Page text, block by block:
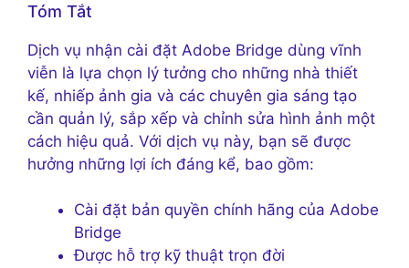
Tóm Tắt
Dịch vụ nhận cài đặt Adobe Bridge dùng vĩnh
viễn là lựa chọn lý tưởng cho những nhà thiết
kế, nhiếp ảnh gia và các chuyên gia sáng tạo
cần quản lý, sắp xếp và chỉnh sửa hình ảnh một
cách hiệu quả. Với dịch vụ này, bạn sẽ được
hưởng những lợi ích đáng kể, bao gồm:
Cài đặt bản quyền chính hãng của Adobe
Bridge
Được hỗ trợ kỹ thuật trọn đời